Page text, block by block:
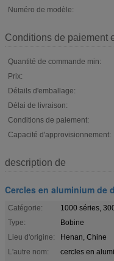
Numéro de modèle:
Conditions de paiement
Quantité de commande min:
Prix:
Détails d'emballage:
Délai de livraison:
Conditions de paiement:
Capacité d'approvisionnement:
description de
Cercles en aluminium de
Catégorie:
1000 séries,
Type:
Bobine
Lieu d'origine:
Henan, Chine
L'autre nom:
cercles en